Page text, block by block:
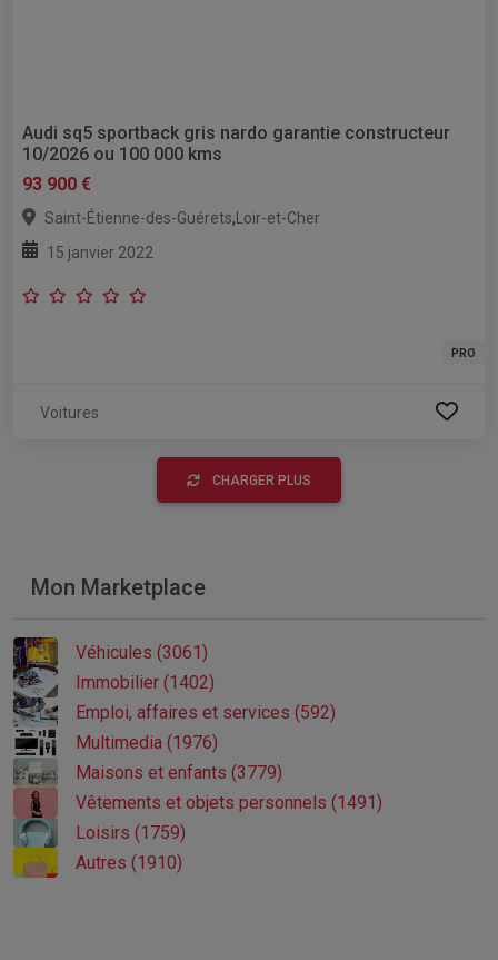
Audi sq5 sportback gris nardo garantie constructeur
10/2026 ou 100 000 kms
93 900 €
Saint-Étienne-des-Guérets,Loir-et-Cher
15 janvier 2022
PRO
Voitures
CHARGER PLUS
Mon Marketplace
Véhicules (3061)
Immobilier (1402)
Emploi, affaires et services (592)
Multimedia (1976)
Maisons et enfants (3779)
Vêtements et objets personnels (1491)
Loisirs (1759)
Autres (1910)